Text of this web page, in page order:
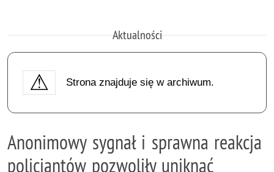
Aktualności
Strona znajduje się w archiwum.
Anonimowy sygnał i sprawna reakcja
policjantów pozwoliły uniknąć